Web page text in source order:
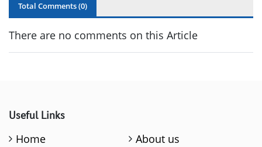
Total Comments (0)
There are no comments on this Article
Useful Links
Home
About us